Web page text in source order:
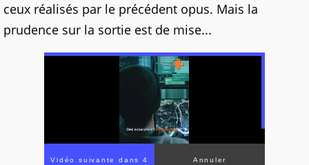
ceux réalisés par le précédent opus. Mais la
prudence sur la sortie est de mise...
Vidéo suivante dans 1 Annuler